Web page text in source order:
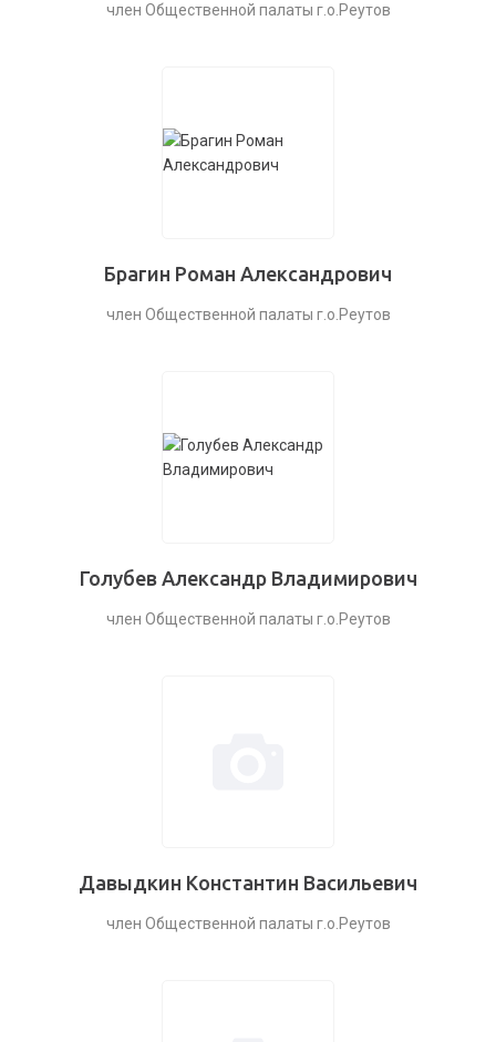
член Общественной палаты г.о.Реутов
Брагин Роман Александрович
член Общественной палаты г.о.Реутов
Голубев Александр Владимирович
член Общественной палаты г.о.Реутов
Давыдкин Константин Васильевич
член Общественной палаты г.о.Реутов